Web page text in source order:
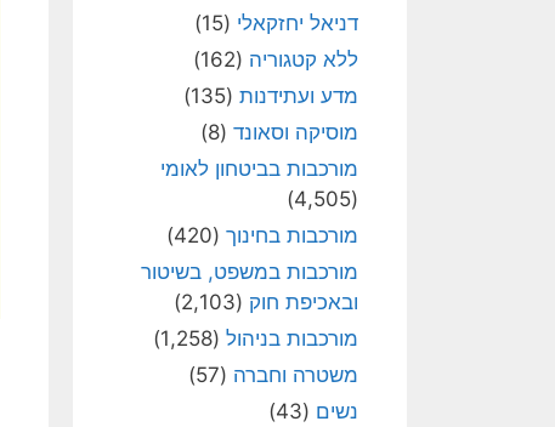
דניאל יחזקאלי (15)
ללא קטגוריה (162)
מדע ועתידנות (135)
מוסיקה וסאונד (8)
מורכבות בביטחון לאומי
(4,505)
מורכבות בחינוך (420)
מורכבות במשפט, בשיטור
ובאכיפת חוק (2,103)
מורכבות בניהול (1,258)
משטרה וחברה (57)
נשים (43)